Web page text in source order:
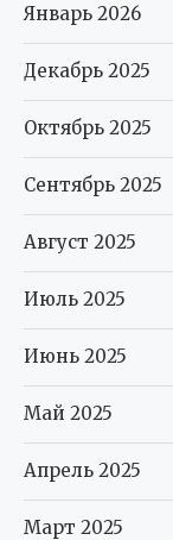
Январь 2026
Декабрь 2025
Октябрь 2025
Сентябрь 2025
Август 2025
Июль 2025
Июнь 2025
Май 2025
Апрель 2025
Март 2025